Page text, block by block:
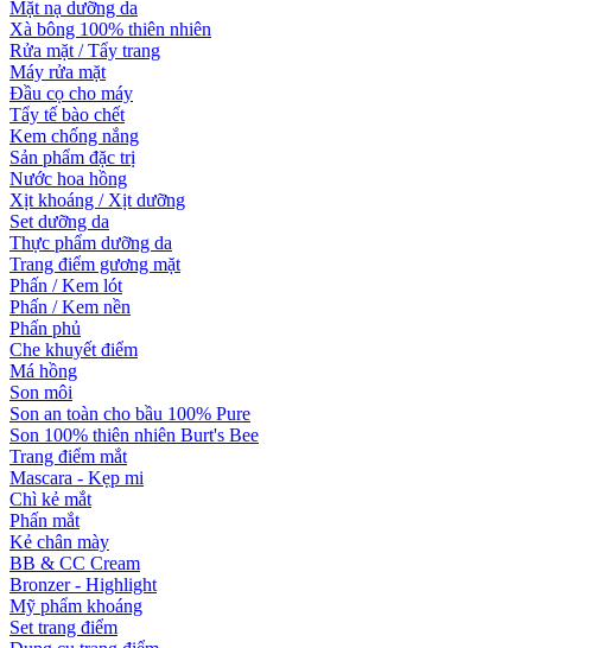
Mặt nạ dưỡng da
Xà bông 100% thiên nhiên
Rửa mặt / Tẩy trang
Máy rửa mặt
Đầu cọ cho máy
Tẩy tế bào chết
Kem chống nắng
Sản phẩm đặc trị
Nước hoa hồng
Xịt khoáng / Xịt dưỡng
Set dưỡng da
Thực phẩm dưỡng da
Trang điểm gương mặt
Phấn / Kem lót
Phấn / Kem nền
Phấn phủ
Che khuyết điểm
Má hồng
Son môi
Son an toàn cho bầu 100% Pure
Son 100% thiên nhiên Burt's Bee
Trang điểm mắt
Mascara - Kẹp mi
Chì kẻ mắt
Phấn mắt
Kẻ chân mày
BB & CC Cream
Bronzer - Highlight
Mỹ phẩm khoáng
Set trang điểm